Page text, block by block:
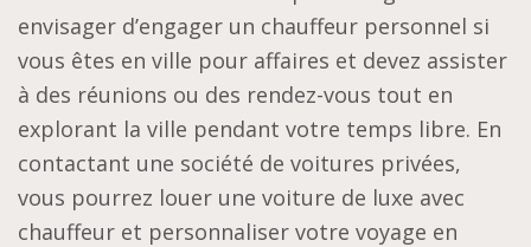
envisager d’engager un chauffeur personnel si
vous êtes en ville pour affaires et devez assister
à des réunions ou des rendez-vous tout en
explorant la ville pendant votre temps libre. En
contactant une société de voitures privées,
vous pourrez louer une voiture de luxe avec
chauffeur et personnaliser votre voyage en